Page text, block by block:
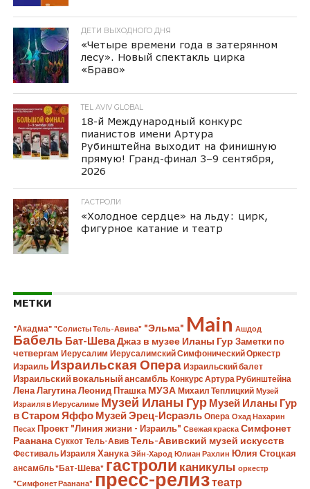
ДЕТИ ВЫХОДНОГО ДНЯ
«Четыре времени года в затерянном
лесу». Новый спектакль цирка
«Браво»
TEL AVIV GLOBAL
18-й Международный конкурс
пианистов имени Артура
Рубинштейна выходит на финишную
прямую! Гранд-финал 3–9 сентября,
2026
ГАСТРОЛИ
«Холодное сердце» на льду: цирк,
фигурное катание и театр
МЕТКИ
"Акадма" "Солисты Тель-Авива" "Эльма" Main Ашдод
Бабель Бат-ШеваДжаз в музее Иланы Гур Заметки по
четвергам Иерусалим Иерусалимский Симфонический Оркестр
Израиль Израильская Опера Израильский балет
Израильский вокальный ансамбль Конкурс Артура Рубинштейна
Лена Лагутина Леонид Пташка МУЗА Михаил Теплицкий Музей
Израиля в Иерусалиме Музей Иланы Гур Музей Иланы Гур
в Старом Яффо Музей Эрец-Исраэль Опера Охад Нахарин
Песах Проект "Линия жизни - Израиль" Свежая краска Симфонет
Раанана Суккот Тель-Авив Тель-Авивский музей искусств
Фестиваль Израиля Ханука Эйн-Харод Юлиан Рахлин Юлия Стоцкая
ансамбль "Бат-Шева" гастроли каникулы оркестр
"Симфонет Раанана" пресс-релизтеатр